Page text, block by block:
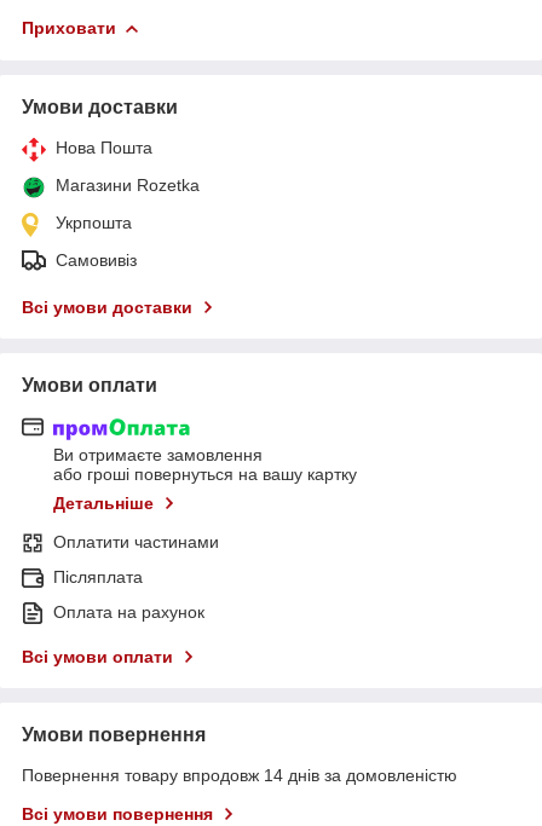
Приховати
Умови доставки
Нова Пошта
Магазини Rozetka
Укрпошта
Самовивіз
Всі умови доставки
Умови оплати
Ви отримаєте замовлення
або гроші повернуться на вашу картку
Детальніше
Оплатити частинами
Післяплата
Оплата на рахунок
Всі умови оплати
Умови повернення
Повернення товару впродовж 14 днів за домовленістю
Всі умови повернення